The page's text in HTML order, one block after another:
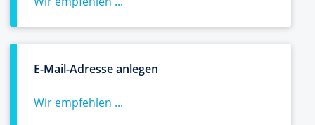
E-Mail-Adresse anlegen
Wir empfehlen ...